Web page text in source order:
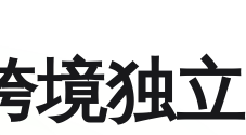
境独立